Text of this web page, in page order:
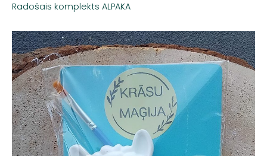
Radošais komplekts ALPAKA